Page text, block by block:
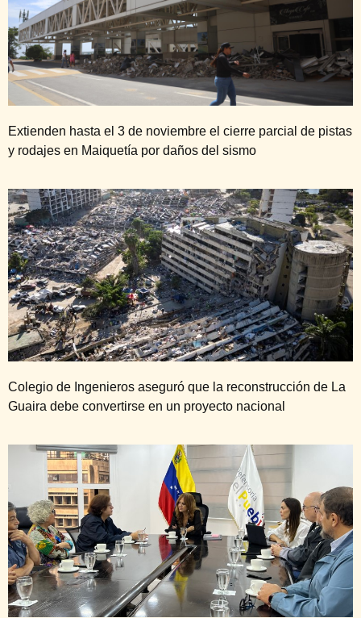
Extienden hasta el 3 de noviembre el cierre parcial de pistas
y rodajes en Maiquetía por daños del sismo
Colegio de Ingenieros aseguró que la reconstrucción de La
Guaira debe convertirse en un proyecto nacional